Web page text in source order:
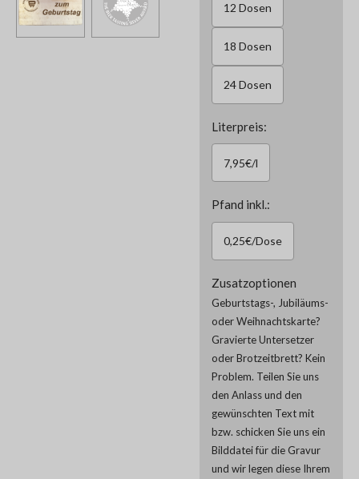
12 Dosen
18 Dosen
24 Dosen
Literpreis:
7,95€/l
Pfand inkl.:
0,25€/Dose
Zusatzoptionen
Geburtstags-, Jubiläums-
oder Weihnachtskarte?
Gravierte Untersetzer
oder Brotzeitbrett? Kein
Problem. Teilen Sie uns
den Anlass und den
gewünschten Text mit
bzw. schicken Sie uns ein
Bilddatei für die Gravur
und wir legen diese Ihrem